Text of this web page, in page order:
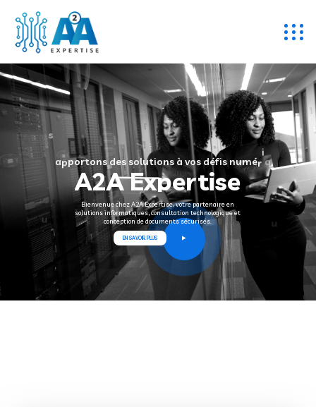
A2A Expertise
apportonsdessolutions à vos défisnumérique s
Bienvenue chez A2A Expertise, votre partenaire en
solutions informatiques, consultation technologique et
conception de documents sécurisés.
EN SAVOIR PLUS